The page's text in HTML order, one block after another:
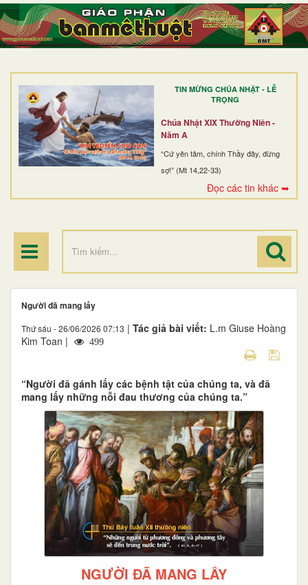
TIN MỪNG CHÚA NHẬT - LỄ
TRỌNG
Chúa Nhật XIX Thường Niên -
Năm A
“Cứ yên tâm, chính Thầy đây, đừng
sợ!” (Mt 14,22-33)
Đọc các tin khác ➥
TRANG NHẤT
GIỚI THIỆU
DÒNG TU
BAN MỤC VỤ
ĐOÀN THỂ CG
ĐIỂM HÀNH HƯƠNG
Người đã mang lấy
Thứ sáu - 26/06/2026 07:13 | Tác giả bài viết: L.m Giuse Hoàng
Kim Toan |
499
“Người đã gánh lấy các bệnh tật của chúng ta, và đã
mang lấy những nỗi đau thương của chúng ta.”
NGƯỜI ĐÃ MANG LẤY